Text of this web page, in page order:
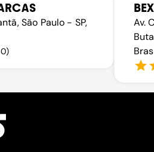
São Paulo - SP,
)
Av.